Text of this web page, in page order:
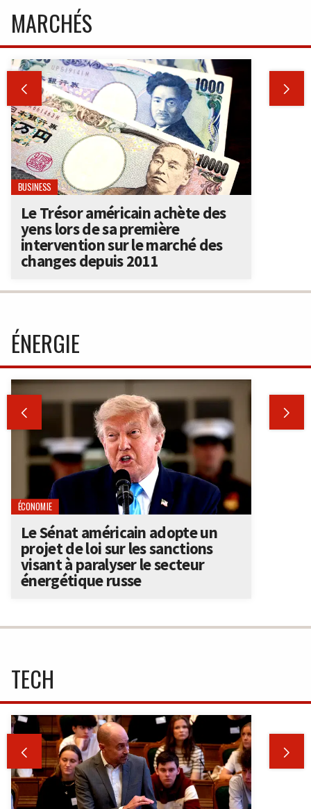
MARCHÉS
 
BUSINESS
Le Trésor américain achète des
yens lors de sa première
intervention sur le marché des
changes depuis 2011
ÉNERGIE
 
ÉCONOMIE
Le Sénat américain adopte un
projet de loi sur les sanctions
visant à paralyser le secteur
énergétique russe
TECH
 